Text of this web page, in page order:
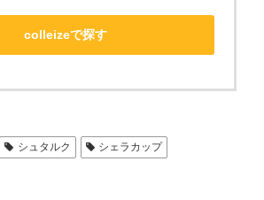
colleizeで探す
シュタルク シェラカップ